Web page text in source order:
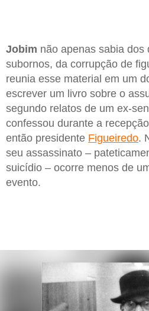
Jobim não apenas sabia dos
subornos, da corrupção de
reunia esse material em um
escrever um livro sobre o
segundo relatos de um ex-
confessou durante a
então presidente Figueiredo.
seu assassinato –
suicídio – ocorre menos de
evento.